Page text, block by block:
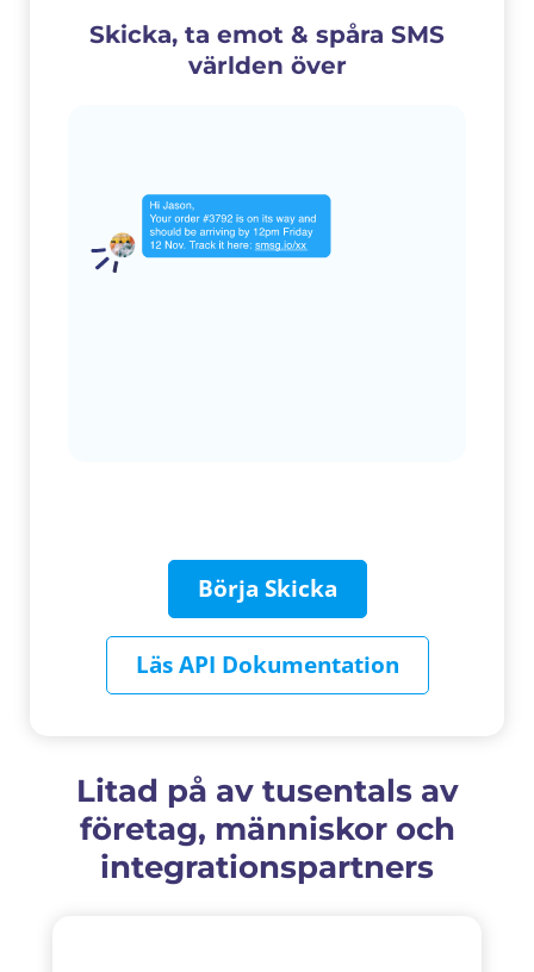
Skicka, ta emot & spåra SMS
världen över
Börja Skicka
Läs API Dokumentation
Litad på av tusentals av
företag, människor och
integrationspartners